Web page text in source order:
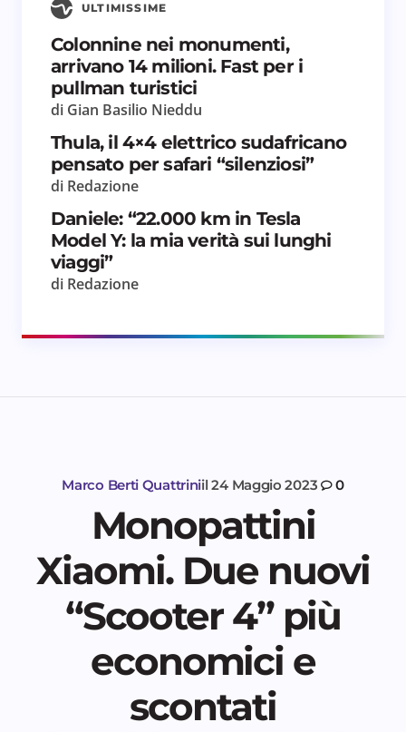
ULTIMISSIME
Colonnine nei monumenti,
arrivano 14 milioni. Fast per i
pullman turistici
di Gian Basilio Nieddu
Thula, il 4×4 elettrico sudafricano
pensato per safari “silenziosi”
di Redazione
Daniele: “22.000 km in Tesla
Model Y: la mia verità sui lunghi
viaggi”
di Redazione
Marco Berti Quattriniil 24 Maggio 2023 0
Monopattini
Xiaomi. Due nuovi
“Scooter 4” più
economici e
scontati